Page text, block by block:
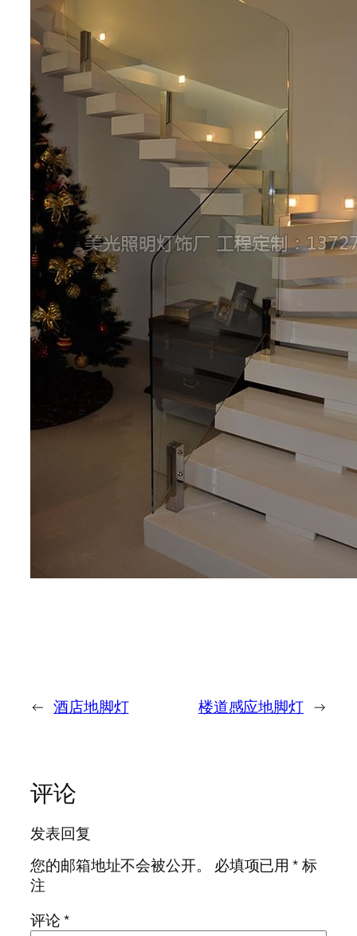
← 酒店地脚灯 楼道感应地脚灯 →
评论
发表回复
您的邮箱地址不会被公开。
必填项已用*标
注
评论*